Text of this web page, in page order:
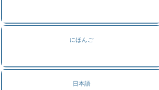
にほんご
日本語